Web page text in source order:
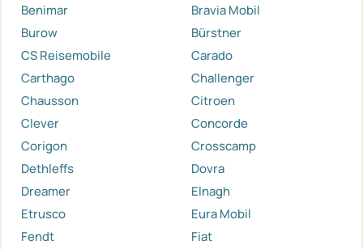
Benimar
Bravia Mobil
Burow
Bürstner
CS Reisemobile
Carado
Carthago
Challenger
Chausson
Citroen
Clever
Concorde
Corigon
Crosscamp
Dethleffs
Dovra
Dreamer
Elnagh
Etrusco
Eura Mobil
Fendt
Fiat